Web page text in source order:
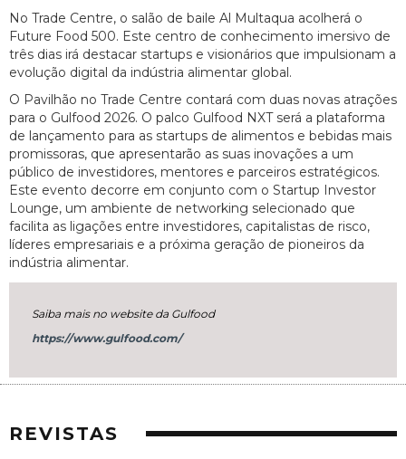
No Trade Centre, o salão de baile Al Multaqua acolherá o
Future Food 500. Este centro de conhecimento imersivo de
três dias irá destacar startups e visionários que impulsionam a
evolução digital da indústria alimentar global.
O Pavilhão no Trade Centre contará com duas novas atrações
para o Gulfood 2026. O palco Gulfood NXT será a plataforma
de lançamento para as startups de alimentos e bebidas mais
promissoras, que apresentarão as suas inovações a um
público de investidores, mentores e parceiros estratégicos.
Este evento decorre em conjunto com o Startup Investor
Lounge, um ambiente de networking selecionado que
facilita as ligações entre investidores, capitalistas de risco,
líderes empresariais e a próxima geração de pioneiros da
indústria alimentar.
Saiba mais no website da Gulfood
https://www.gulfood.com/
REVISTAS